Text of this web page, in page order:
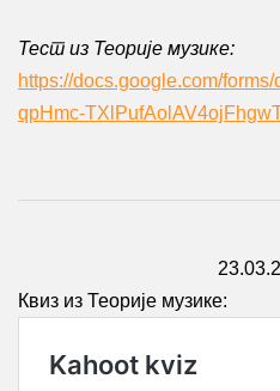
Тест из Теорије музике:
https://docs.google.com/
qpHmc-
Квиз из Теорије музике: